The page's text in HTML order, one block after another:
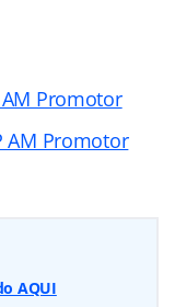
Promotor
AM Promotor
AQUI